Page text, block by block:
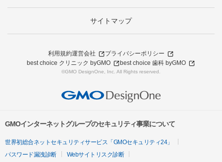
サイトマップ
利用規約運営会社
プライバシーポリシー
best choice クリニック byGMO
best choice 歯科 byGMO
©GMO DesignOne, Inc. All Rights reserved.
GMOインターネットグループのセキュリティ事業について
世界初総合ネットセキュリティサービス「GMOセキュリティ24」
パスワード漏洩診断
Webサイトリスク診断